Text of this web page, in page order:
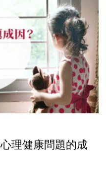
理健康問題的成